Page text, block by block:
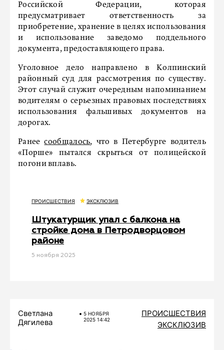
Российской Федерации, которая
предусматривает ответственность за
приобретение, хранение в целях использования
и использование заведомо поддельного
документа, предоставляющего права.
Уголовное дело направлено в Колпинский
районный суд для рассмотрения по существу.
Этот случай служит очередным напоминанием
водителям о серьезных правовых последствиях
использования фальшивых документов на
дорогах.
Ранеесообщалось, что в Петербурге водитель
«Порше» пытался скрыться от полицейской
погони вплавь.
ПРОИСШЕСТВИЯ ЭКСКЛЮЗИВ
Штукатурщик упал с балкона на
стройке дома в Петродворцовом
районе
5 ноября 2025
Светлана
Дягилева
5 НОЯБРЯ
2025 14:42
ПРОИСШЕСТВИЯ
ЭКСКЛЮЗИВ